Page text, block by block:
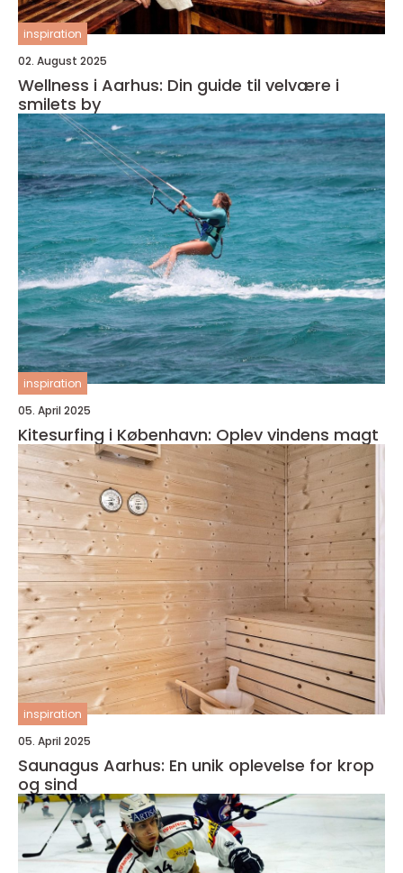
inspiration
02. August 2025
Wellness i Aarhus: Din guide til velvære i
smilets by
inspiration
05. April 2025
Kitesurfing i København: Oplev vindens magt
inspiration
05. April 2025
Saunagus Aarhus: En unik oplevelse for krop
og sind